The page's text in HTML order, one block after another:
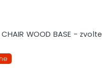
WOOD BASE - zvolte